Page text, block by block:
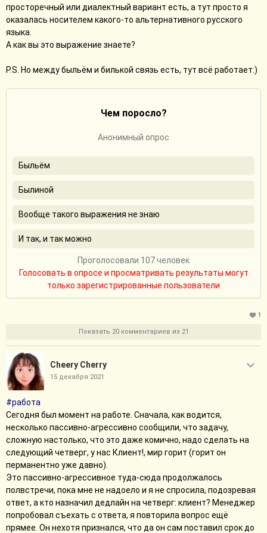
просторечный или диалектный вариант есть, а тут просто я
оказалась носителем какого-то альтернативного русского
языка.
А как вы это выражение знаете?
P.S. Но между быльём и билькой связь есть, тут всё работает:)
Чем поросло?
Анонимный опрос
Быльём
Былиной
Вообще такого выражения не знаю
И так, и так можно
Проголосовали 107 человек
Голосовать в опросе и просматривать результаты могут
только зарегистрированные пользователи
1
Показать 20 комментариев из 21
Cheery Cherry
15 декабря 2021
#работа
Сегодня был момент на работе. Сначала, как водится,
несколько пассивно-агрессивно сообщили, что задачу,
сложную настолько, что это даже комично, надо сделать на
cледующий четверг, у нас Клиент!, мир горит (горит он
перманентно уже давно).
Это пассивно-агрессивное туда-сюда продолжалось
полвстречи, пока мне не надоело и я не спросила, подозревая
ответ, а кто назначил дедлайн на четверг: клиент? Менеджер
попробовал съехать с ответа, я повторила вопрос ещё
прямее. Он нехотя признался, что да он сам поставил срок до